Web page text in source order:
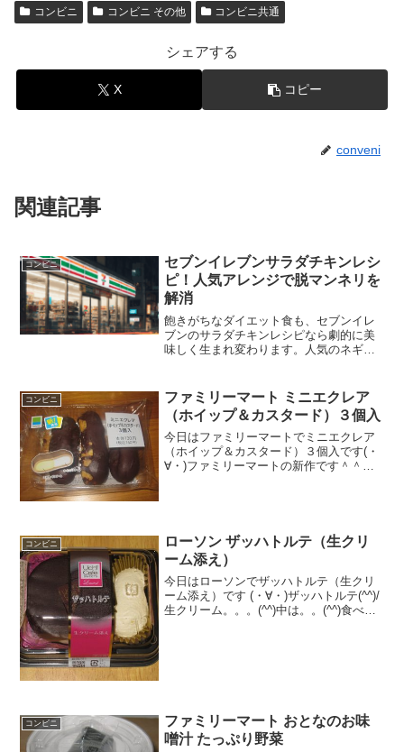
コンビニ コンビニ その他 コンビニ共通
シェアする
X コピー
conveni
関連記事
コンビニ
セブンイレブンサラダチキンレシ
ピ！人気アレンジで脱マンネリを
解消
飽きがちなダイエット食も、セブンイレ
ブンのサラダチキンレシピなら劇的に美
味しく生まれ変わります。人気のネギ塩
ンレシピを厳選紹介。アレンジ次第でメ
イン料理やおつまみにもなる驚きの活用
術をぜひご覧ください。
コンビニ
ファミリーマート ミニエクレア
（ホイップ＆カスタード）３個入
今日はファミリーマートでミニエクレア
（ホイップ＆カスタード）３個入です(・
∀・)ファミリーマートの新作です＾＾ミ
コンビニ
ローソン ザッハトルテ（生クリ
ーム添え）
今日はローソンでザッハトルテ（生クリ
ーム添え）です (・∀・)ザッハトルテ(^^)/
生クリーム。。。(^^)中は。。(^^)食べた
コンビニ
ファミリーマート おとなのお味
噌汁 たっぷり野菜